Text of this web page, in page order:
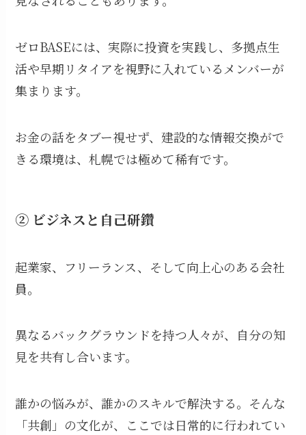
ゼロBASEには、実際に投資を実践し、多拠点生
活や早期リタイアを視野に入れているメンバーが
集まります。
お金の話をタブー視せず、建設的な情報交換がで
きる環境は、札幌では極めて稀有です。
② ビジネスと自己研鑽
起業家、フリーランス、そして向上心のある会社
員。
異なるバックグラウンドを持つ人々が、自分の知
見を共有し合います。
誰かの悩みが、誰かのスキルで解決する。そんな
「共創」の文化が、ここでは日常的に行われてい